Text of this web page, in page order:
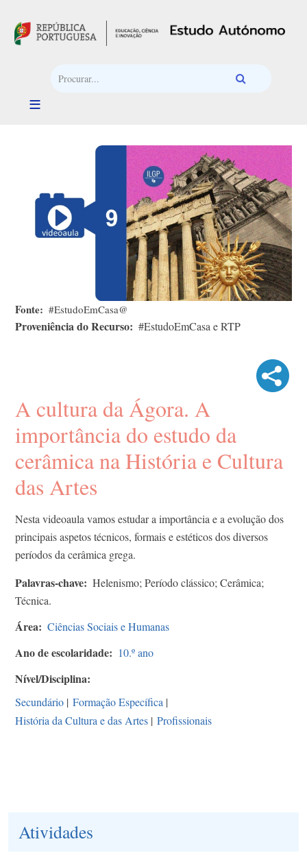
Fonte #EstudoEmCasa@
Proveniência do Recurso #EstudoEmCasa e RTP
A cultura da Ágora. A
importância do estudo da
cerâmica na História e Cultura
das Artes
Nesta videoaula vamos estudar a importância e a evolução dos
principais aspetos técnicos, formais e estéticos dos diversos
períodos da cerâmica grega.
Palavras-chave
Helenismo; Período clássico; Cerâmica;
Técnica.
Área Ciências Sociais e Humanas
Ano de escolaridade 10.º ano
Nível/Disciplina
Secundário | Formação Específica |
História da Cultura e das Artes | Profissionais
Atividades